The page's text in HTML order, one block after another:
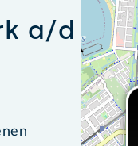
a/d